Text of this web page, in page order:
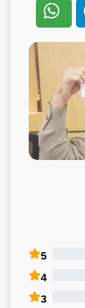
5
4
3